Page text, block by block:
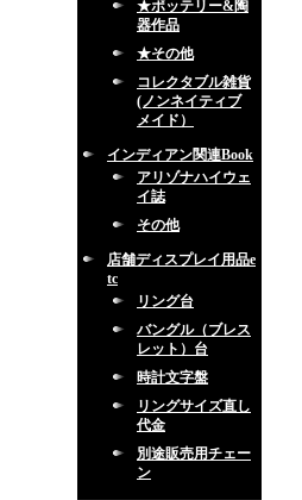
★ポッテリー&陶
器作品
★その他
コレクタブル雑貨
(ノンネイティブ
メイド）
インディアン関連Book
アリゾナハイウェ
イ誌
その他
店舗ディスプレイ用品e
tc
リング台
バングル（ブレス
レット）台
時計文字盤
リングサイズ直し
代金
別途販売用チェー
ン